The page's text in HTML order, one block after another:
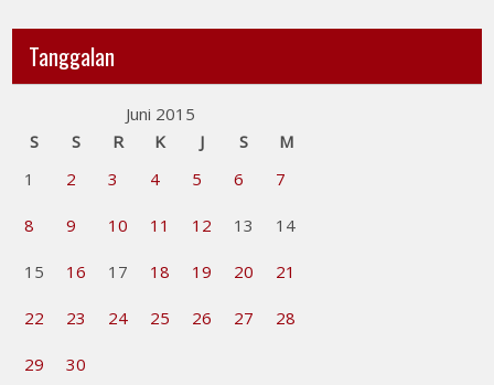
Tanggalan
Juni 2015
S
S R K J S
M
1
2 3 4 5 6 7
8 9 10 11 12 13 14
15 16 17 18 19 20 21
22 23 24 25 26 27 28
29
30